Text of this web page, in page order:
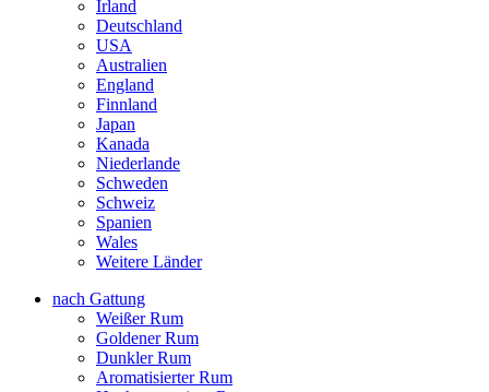
Irland
Deutschland
USA
Australien
England
Finnland
Japan
Kanada
Niederlande
Schweden
Schweiz
Spanien
Wales
Weitere Länder
nach Gattung
Weißer Rum
Goldener Rum
Dunkler Rum
Aromatisierter Rum